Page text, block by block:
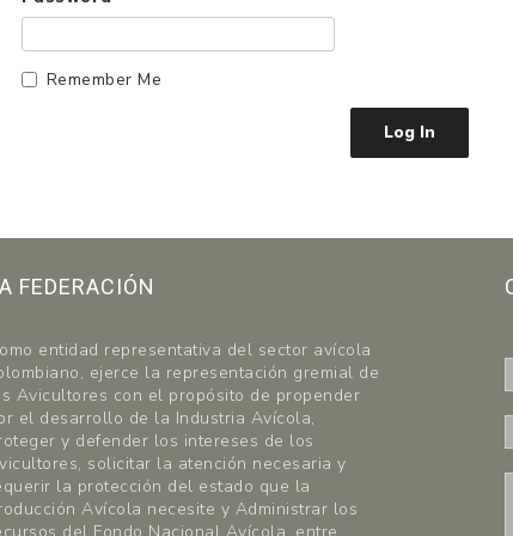
Remember Me
FEDERACIÓN
entidad representativa del sector avícola
ejerce la representación gremial de
Avicultores con el propósito de propender
el desarrollo de la Industria Avícola,
y defender los intereses de los
solicitar la atención necesaria y
la protección del estado que la
Avícola necesite y Administrar los
-